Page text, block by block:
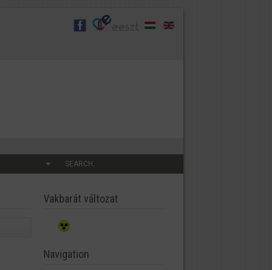
SEARCH...
Vakbarát változat
Navigation